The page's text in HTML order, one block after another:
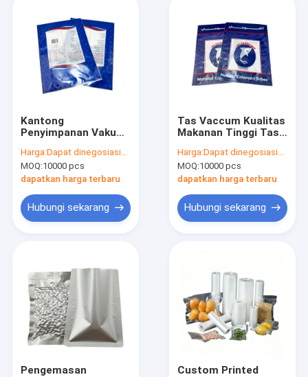
Produk
Tentang kami
Tur Pabrik
Berita
Permintaan Penawaran
Kantong Kemasan Vakum
Gulungan Film Kemasan
Kantong
Penyimpanan Vakum
Penyimpanan
Makanan Beku
Plastik Segel Vakum
Harga:Dapat dinegosiasikan
MOQ:10000 pcs
dapatkan harga terbaru
Hubungi sekarang
Tas Vaccum Kualitas
Makanan Tinggi Tas
Beku Logo Sendiri
Tas Kemasan Plastik
Beku
Harga:Dapat dinegosiasikan
MOQ:10000 pcs
dapatkan harga terbaru
Hubungi sekarang
Pengemasan
Custom Printed